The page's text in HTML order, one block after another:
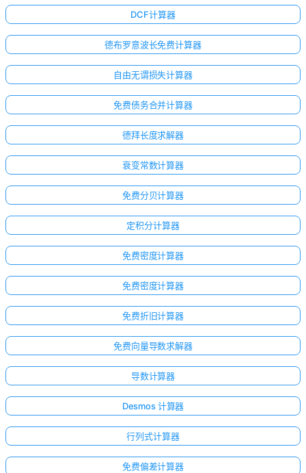
DCF计算器
德布罗意波长免费计算器
自由无谓损失计算器
免费债务合并计算器
德拜长度求解器
衰变常数计算器
免费分贝计算器
定积分计算器
免费密度计算器
免费密度计算器
免费折旧计算器
免费向量导数求解器
导数计算器
Desmos 计算器
行列式计算器
免费偏差计算器